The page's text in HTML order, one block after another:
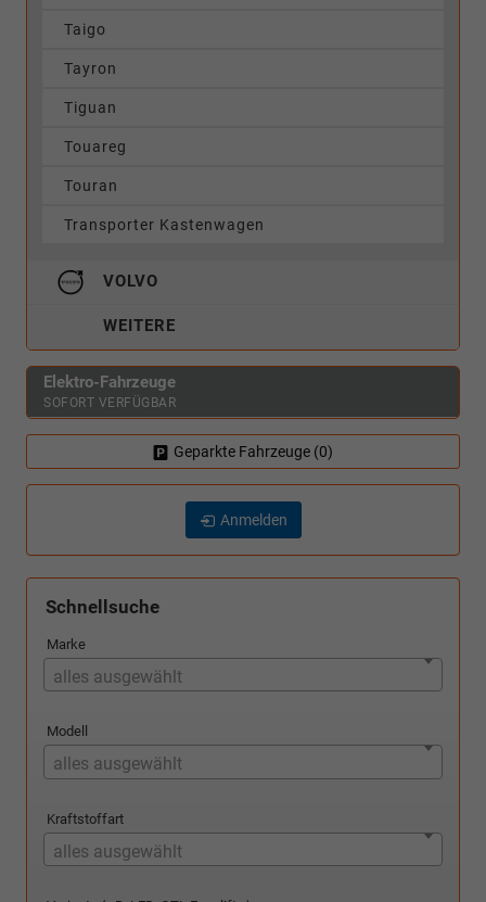
Taigo
Tayron
Tiguan
Touareg
Touran
Transporter Kastenwagen
VOLVO
WEITERE
Elektro-Fahrzeuge
SOFORT VERFÜGBAR
Geparkte Fahrzeuge (0)
Anmelden
Schnellsuche
Marke
alles ausgewählt
Modell
alles ausgewählt
Kraftstoffart
alles ausgewählt